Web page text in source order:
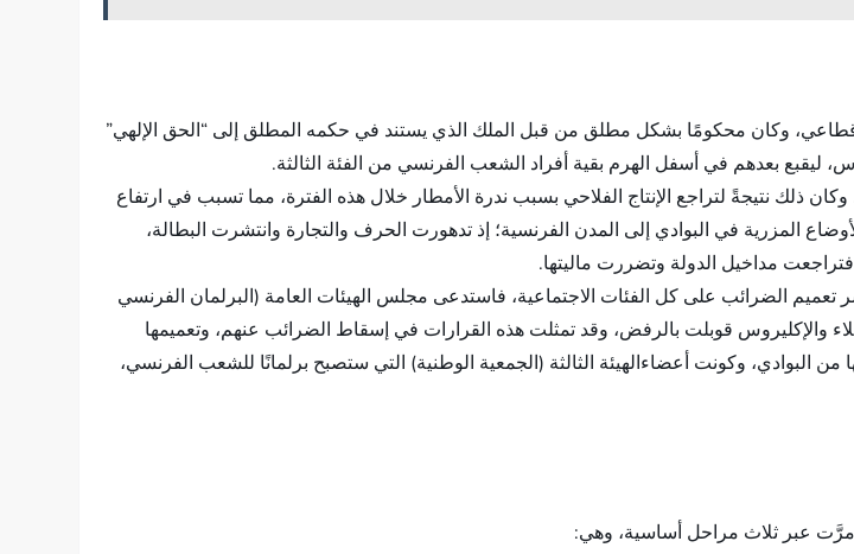
وكان محكومًا بشكل مطلق من قبل الملك الذي يستند في حكمه المطلق إلى “الحق الإلهي”
ليقبع بعدهم في أسفل الهرم بقية أفراد الشعب الفرنسي من الفئة الثالثة.
فرنسا أزمةً اقتصادية انطلقت من البوادي والقرى فيما بين 1778م و1789م، وكان ذلك نتيجةً لتراجع الإنتاج الفلاحي بسبب ندرة الأمطار خلال هذه الفترة، مما تسبب في ارتفاع
المزرية في البوادي إلى المدن الفرنسية؛ إذ تدهورت الحرف والتجارة وانتشرت البطالة،
مداخيل الدولة وتضررت ماليتها.
الضرائب على كل الفئات الاجتماعية، فاستدعى مجلس الهيئات العامة (البرلمان الفرنسي
والإكليروس قوبلت بالرفض، وقد تمثلت هذه القرارات في إسقاط الضرائب عنهم، وتعميمها
البوادي، وكونت أعضاءالهيئة الثالثة (الجمعية الوطنية) التي ستصبح برلمانًا للشعب الفرنسي،
مرَّت عبر ثلاث مراحل أساسية، وهي: